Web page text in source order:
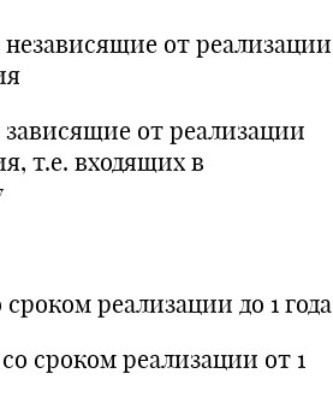
от реализации
от реализации
т.е. входящих в
реализации до 1 года
сроком реализации от 1